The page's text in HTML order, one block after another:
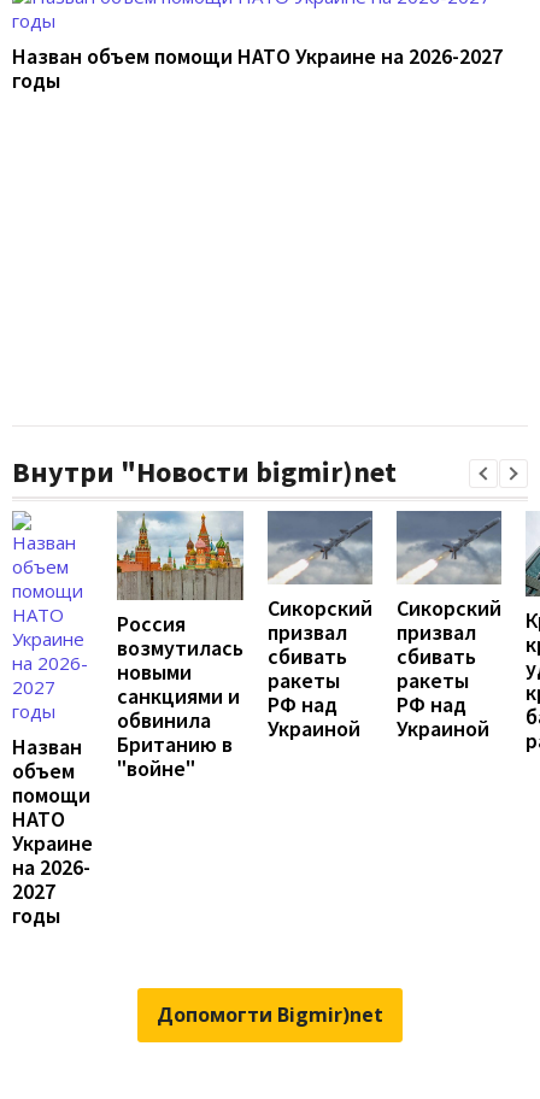
Назван объем помощи НАТО Украине на 2026-2027
годы
Внутри "Новости bigmir)net
Назван
объем
помощи
НАТО
Украине
на 2026-
2027
годы
Россия
возмутилась
новыми
санкциями и
обвинила
Британию в
"войне"
Сикорский
призвал
сбивать
ракеты
РФ над
Украиной
Сикорский
призвал
сбивать
ракеты
РФ над
Украиной
Допомогти Bigmir)net